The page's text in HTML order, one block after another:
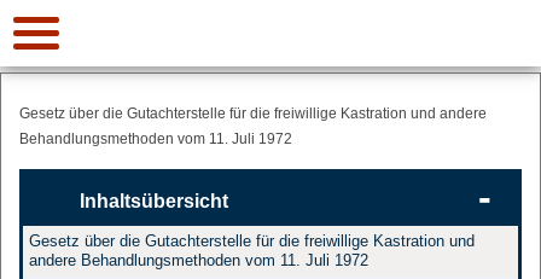
Gesetz über die Gutachterstelle für die freiwillige Kastration und andere
Behandlungsmethoden vom 11. Juli 1972
Inhaltsübersicht
Gesetz über die Gutachterstelle für die freiwillige Kastration und
andere Behandlungsmethoden vom 11. Juli 1972